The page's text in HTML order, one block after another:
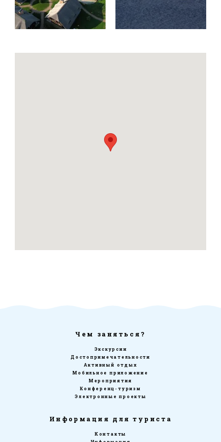
Чем заняться?
Экскурсии
Достопримечательности
Активный отдых
Мобильное приложение
Мероприятия
Конференц-туризм
Электронные проекты
Информация для туриста
Kонтакты